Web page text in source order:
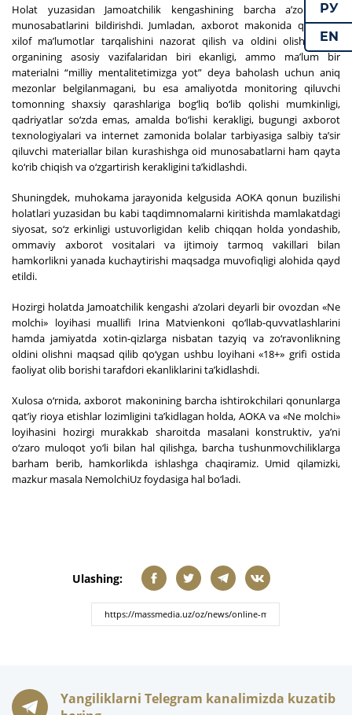
Holat yuzasidan Jamoatchilik kengashining barcha a’zolari o‘z
munosabatlarini bildirishdi. Jumladan, axborot makonida qonunga
xilof ma’lumotlar tarqalishini nazorat qilish va oldini olish davlat
organining asosiy vazifalaridan biri ekanligi, ammo ma’lum bir
materialni “milliy mentalitetimizga yot” deya baholash uchun aniq
mezonlar belgilanmagani, bu esa amaliyotda monitoring qiluvchi
tomonning shaxsiy qarashlariga bog‘liq bo‘lib qolishi mumkinligi,
qadriyatlar so‘zda emas, amalda bo‘lishi kerakligi, bugungi axborot
texnologiyalari va internet zamonida bolalar tarbiyasiga salbiy ta’sir
qiluvchi materiallar bilan kurashishga oid munosabatlarni ham qayta
ko‘rib chiqish va o‘zgartirish kerakligini ta’kidlashdi.
Shuningdek, muhokama jarayonida kelgusida AOKA qonun buzilishi
holatlari yuzasidan bu kabi taqdimnomalarni kiritishda mamlakatdagi
siyosat, so‘z erkinligi ustuvorligidan kelib chiqqan holda yondashib,
ommaviy axborot vositalari va ijtimoiy tarmoq vakillari bilan
hamkorlikni yanada kuchaytirishi maqsadga muvofiqligi alohida qayd
etildi.
Hozirgi holatda Jamoatchilik kengashi a’zolari deyarli bir ovozdan «Ne
molchi» loyihasi muallifi Irina Matvienkoni qo‘llab-quvvatlashlarini
hamda jamiyatda xotin-qizlarga nisbatan tazyiq va zo‘ravonlikning
oldini olishni maqsad qilib qo‘ygan ushbu loyihani «18+» grifi ostida
faoliyat olib borishi tarafdori ekanliklarini ta’kidlashdi.
Xulosa o‘rnida, axborot makonining barcha ishtirokchilari qonunlarga
qat’iy rioya etishlar lozimligini ta’kidlagan holda, AOKA va «Ne molchi»
loyihasini hozirgi murakkab sharoitda masalani konstruktiv, ya’ni
o‘zaro muloqot yo‘li bilan hal qilishga, barcha tushunmovchiliklarga
barham berib, hamkorlikda ishlashga chaqiramiz. Umid qilamizki,
mazkur masala NemolchiUz foydasiga hal bo‘ladi.
Ulashing:
Yangiliklarni Telegram kanalimizda kuzatib
РУ
EN